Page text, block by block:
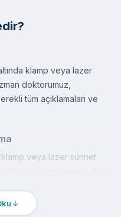
klamp veya lazer
doktorumuz,
tüm açıklamaları ve
veya lazer sünnet